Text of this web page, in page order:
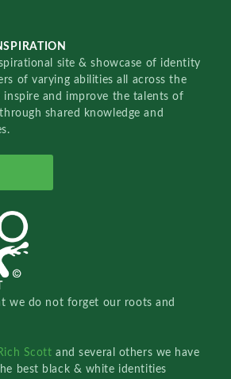
site & showcase of identity
of varying abilities all across the
inspire and improve the talents of
shared knowledge and
we do not forget our roots and
Scottand several others we have
best black & white identities